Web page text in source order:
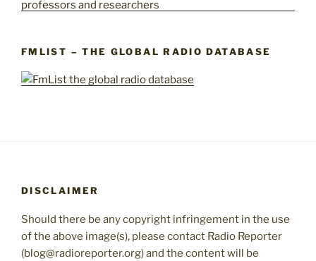
FMLIST – THE GLOBAL RADIO DATABASE
DISCLAIMER
Should there be any copyright infringement in the use
of the above image(s), please contact Radio Reporter
(blog@radioreporter.org) and the content will be